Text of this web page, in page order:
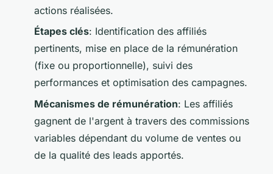
actions réalisées.
Étapes clés: Identification des affiliés
pertinents, mise en place de la rémunération
(fixe ou proportionnelle), suivi des
performances et optimisation des campagnes.
Mécanismes de rémunération: Les affiliés
gagnent de l'argent à travers des commissions
variables dépendant du volume de ventes ou
de la qualité des leads apportés.